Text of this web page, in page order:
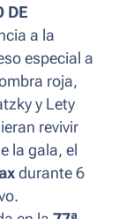
DE
a la
especial a
roja,
y Lety
revivir
la gala, el
durante 6